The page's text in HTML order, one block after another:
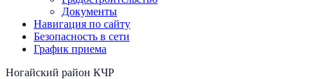
Документы
Навигация по сайту
Безопасность в сети
График приема
Ногайский район КЧР